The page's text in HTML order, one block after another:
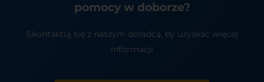
pomocy w doborze?
Skontaktuj się z naszym doradcą, by uzyskać więcej
informacji